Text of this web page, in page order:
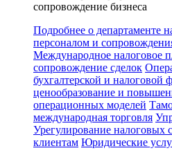
сопровождение бизнеса
Подробнее о департаменте
персоналом и
Международное налоговое
сопровождение сделок
бухгалтерской и налоговой
ценообразование и
операционных моделей
международная торговля
Урегулирование налоговых
клиентам Юридические